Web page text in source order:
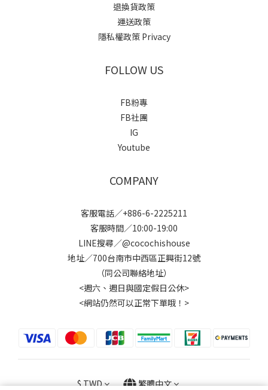
退換貨政策
運送政策
隱私權政策 Privacy
FOLLOW US
FB粉專
FB社團
IG
Youtube
COMPANY
客服電話／+886-6-2225211
客服時間／10:00-19:00
LINE搜尋／@cocochishouse
地址／700台南市中西區正興街12號
（同公司聯絡地址）
<週六、週日與國定假日公休>
<網站仍然可以正常下單哦！>
$TWD 繁體中文